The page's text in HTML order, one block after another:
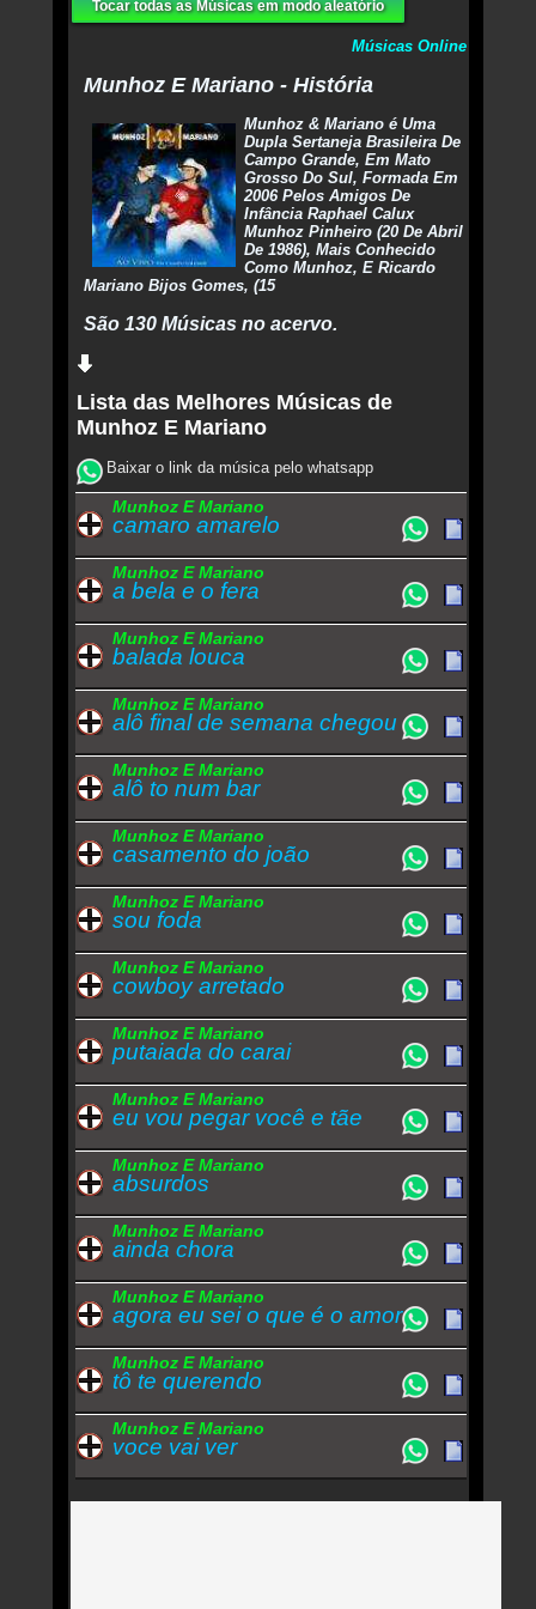
Tocar todas as Músicas em modo aleatório
Músicas Online
Munhoz E Mariano - História
Munhoz & Mariano é Uma
Dupla Sertaneja Brasileira De
Campo Grande, Em Mato
Grosso Do Sul, Formada Em
2006 Pelos Amigos De
Infância Raphael Calux
Munhoz Pinheiro (20 De Abril
De 1986), Mais Conhecido
Como Munhoz, E Ricardo
Mariano Bijos Gomes, (15
São 130 Músicas no acervo.
Lista das Melhores Músicas de
Munhoz E Mariano
Baixar o link da música pelo whatsapp
Munhoz E Mariano
camaro amarelo
Munhoz E Mariano
a bela e o fera
Munhoz E Mariano
balada louca
Munhoz E Mariano
alô final de semana chegou
Munhoz E Mariano
alô to num bar
Munhoz E Mariano
casamento do joão
Munhoz E Mariano
sou foda
Munhoz E Mariano
cowboy arretado
Munhoz E Mariano
putaiada do carai
Munhoz E Mariano
eu vou pegar você e tãe
Munhoz E Mariano
absurdos
Munhoz E Mariano
ainda chora
Munhoz E Mariano
agora eu sei o que é o amor
Munhoz E Mariano
tô te querendo
Munhoz E Mariano
voce vai ver